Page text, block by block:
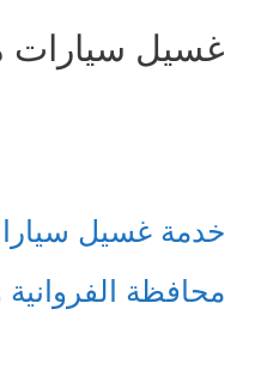
غسيل سيارات
خدمة غسيل
محافظة الفروانية